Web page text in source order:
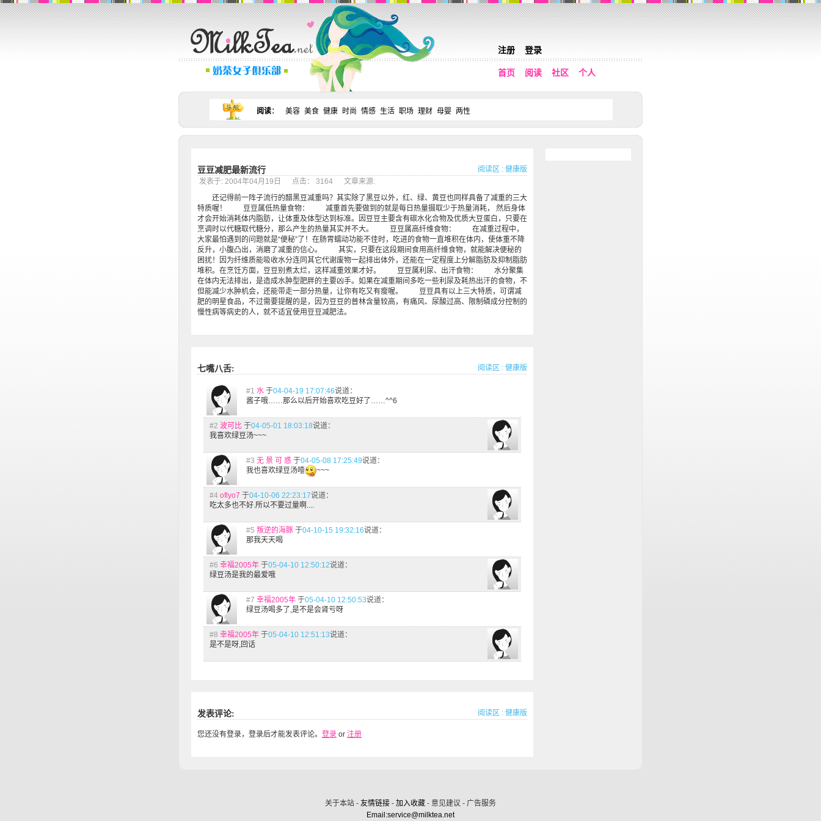
注册 登录
首页 阅读 社区 个人
阅读： 美容 美食 健康 时尚 情感 生活 职场 理财 母婴 两性
豆豆减肥最新流行 阅读区 : 健康版
发表于: 2004年04月19日 点击： 3164 文章来源:
还记得前一阵子流行的醋黑豆减重吗？其实除了黑豆以外，红、绿、黄豆也同样具备了减重的三大
特质喔！ 豆豆属低热量食物： 减重首先要做到的就是每日热量摄取少于热量消耗， 然后身体
才会开始消耗体内脂肪，让体重及体型达到标准。因豆豆主要含有碳水化合物及优质大豆蛋白，只要在
烹调时以代糖取代糖分，那么产生的热量其实并不大。 豆豆属高纤维食物： 在减重过程中，
大家最怕遇到的问题就是“便秘”了！在肠胃蠕动功能不佳时，吃进的食物一直堆积在体内，使体重不降
反升，小腹凸出，消磨了减重的信心。 其实，只要在这段期间食用高纤维食物，就能解决便秘的
困扰！因为纤维质能吸收水分连同其它代谢废物一起排出体外，还能在一定程度上分解脂肪及抑制脂肪
堆积。在烹饪方面，豆豆别煮太烂，这样减重效果才好。 豆豆属利尿、出汗食物： 水分聚集
在体内无法排出，是造成水肿型肥胖的主要凶手。如果在减重期间多吃一些利尿及耗热出汗的食物，不
但能减少水肿机会，还能带走一部分热量，让你有吃又有瘦喔。 豆豆具有以上三大特质，可谓减
肥的明星食品，不过需要提醒的是，因为豆豆的普林含量较高，有痛风、尿酸过高、限制磷成分控制的
慢性病等病史的人，就不适宜使用豆豆减肥法。
七嘴八舌: 阅读区 : 健康版
#1 水 于04-04-19 17:07:46说道：
酱子哦……那么以后开始喜欢吃豆好了……^^6
#2 波可比 于04-05-01 18:03:18说道：
我喜欢绿豆汤~~~
#3 无 景 可 惑 于04-05-08 17:25:49说道：
我也喜欢绿豆汤噎
~~~
#4 oflyo7 于04-10-06 22:23:17说道：
吃太多也不好.所以不要过量啊....
#5 叛逆的海豚 于04-10-15 19:32:16说道：
那我天天喝
#6 幸福2005年 于05-04-10 12:50:12说道：
绿豆汤是我的最爱哦
#7 幸福2005年 于05-04-10 12:50:53说道：
绿豆汤喝多了,是不是会肾亏呀
#8 幸福2005年 于05-04-10 12:51:13说道：
是不是呀,回话
发表评论: 阅读区 : 健康版
您还没有登录，登录后才能发表评论。 登录 or 注册
关于本站 - 友情链接 - 加入收藏 - 意见建议 - 广告服务
Email:service@milktea.net